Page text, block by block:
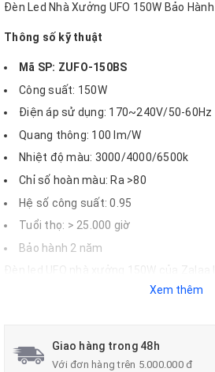
Đèn Led Nhà Xưởng UFO 150W Bảo
Thông số kỹ thuật
Mã SP: ZUFO-150BS
Công suất: 150W
Điện áp sử dụng: 170~240V/50-60Hz
Quang thông: 100 lm/W
Nhiệt độ màu: 3000/4000/6500k
Chỉ số hoàn màu: Ra >80
Hệ số công suất: 0.95
Tuổi thọ: > 25.000 giờ
Bảo hành 2 năm
Đèn led UFO nhà xưởng 150W của Zalaa
cao cấp có tính linh động cao. Người
Xem thêm
Giao hàng trong 48h
Với đơn hàng trên 5.000.000 đ